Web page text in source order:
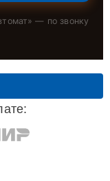
» — по звонку